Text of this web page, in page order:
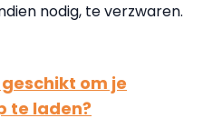
nodig, te verzwaren.
om je
te laden?